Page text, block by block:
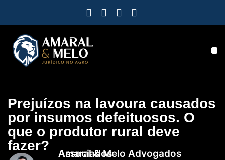
Prejuízos na lavoura causados
por insumos defeituosos. O
que o produtor rural deve
fazer?
Amaral & Melo Advogados Associados